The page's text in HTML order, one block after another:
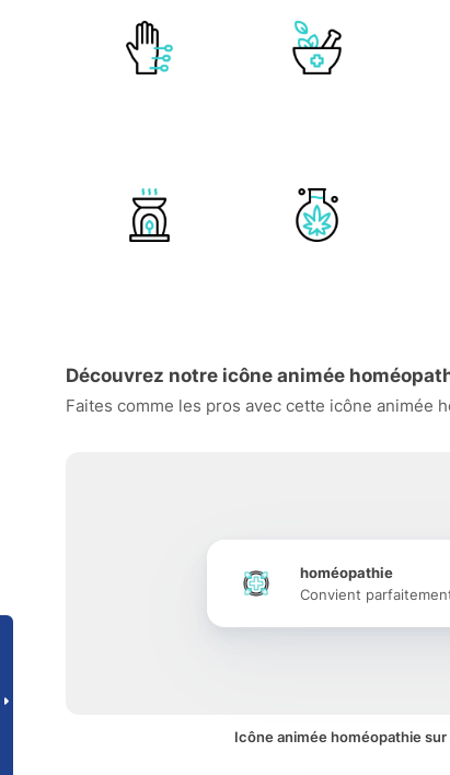
Découvrez notre icône animée
Faites comme les pros avec cette icône animée
homéopathie
Convient
Icône animée homéopathie